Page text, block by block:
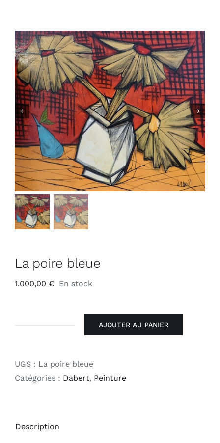
La poire bleue
1.000,00 € En stock
AJOUTER AU PANIER
UGS : La poire bleue
Catégories : Dabert, Peinture
Description